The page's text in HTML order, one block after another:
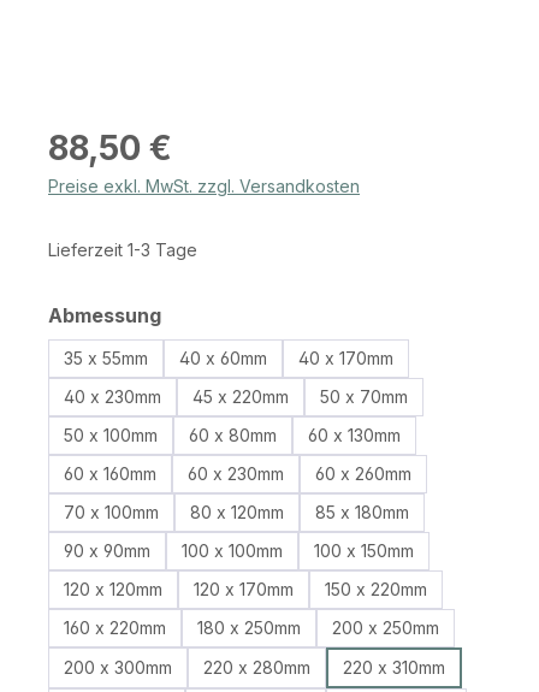
Regulärer Preis:
88,50 €
Preise exkl. MwSt. zzgl. Versandkosten
Lieferzeit 1-3 Tage
Abmessungauswählen
35 x 55mm 40 x 60mm
40 x 170mm
40 x 230mm
45 x 220mm
50 x 70mm
50 x 100mm
60 x 80mm
60 x 130mm
60 x 160mm
60 x 230mm
60 x 260mm
70 x 100mm
80 x 120mm
85 x 180mm
90 x 90mm
100 x 100mm
100 x 150mm
120 x 120mm
120 x 170mm
150 x 220mm
160 x 220mm
180 x 250mm
200 x 250mm
200 x 300mm
220 x 280mm
220 x 310mm